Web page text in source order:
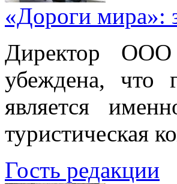
«Дороги мира»:
Директор
убеждена, что
является
туристическая
Гость редакции